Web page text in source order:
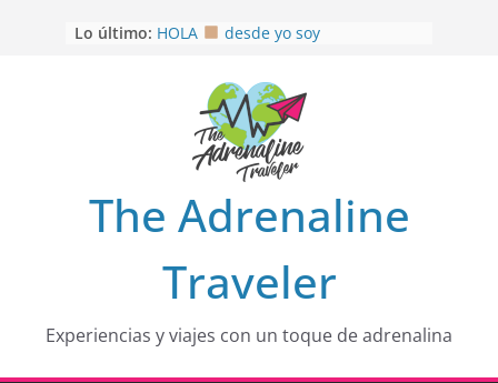
Lo último: HOLA
desde yo soy
EL SENDERO DEL CACAO: Excelente
opción
HOSPEDAJE AL NATURALSHH !!
OTRA PERSPECTIVA de RÍO EL
MULITO!
The Adrenaline
Traveler
Experiencias y viajes con un toque de adrenalina